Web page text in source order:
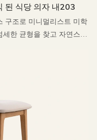
된 식당 의자 내203
구조로 미니멀리스트 미학
한 균형을 찾고 자연스러